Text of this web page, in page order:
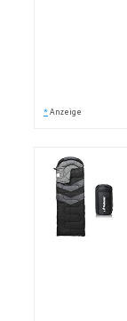
* Anzeige